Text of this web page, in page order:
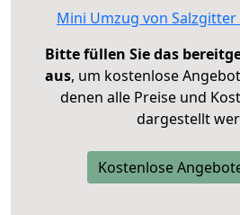
Mini Umzug von
Bitte füllen Sie das
aus, um kostenlose
denen alle Preise und
dargestellt
Kostenlose